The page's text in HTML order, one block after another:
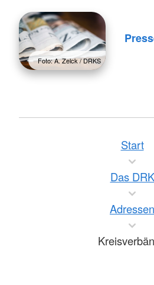
Foto: A. Zelck / DRKS
Start
Das DRK
Adressen